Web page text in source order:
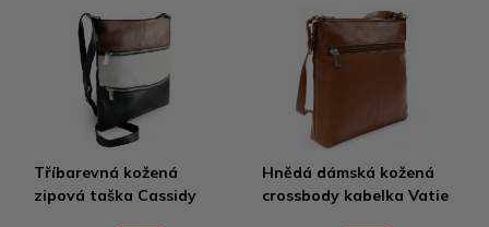
Tříbarevná kožená
zipová taška Cassidy
Hnědá dámská kožená
crossbody kabelka Vatie